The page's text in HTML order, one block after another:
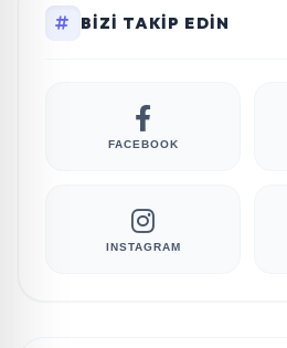
BIZI TAKIP EDIN
FACEBOOK
INSTAGRAM